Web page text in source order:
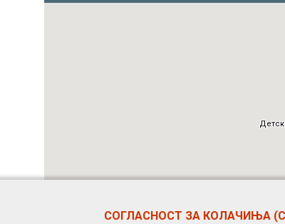
СОГЛАСНОСТ ЗА КОЛАЧИЊА